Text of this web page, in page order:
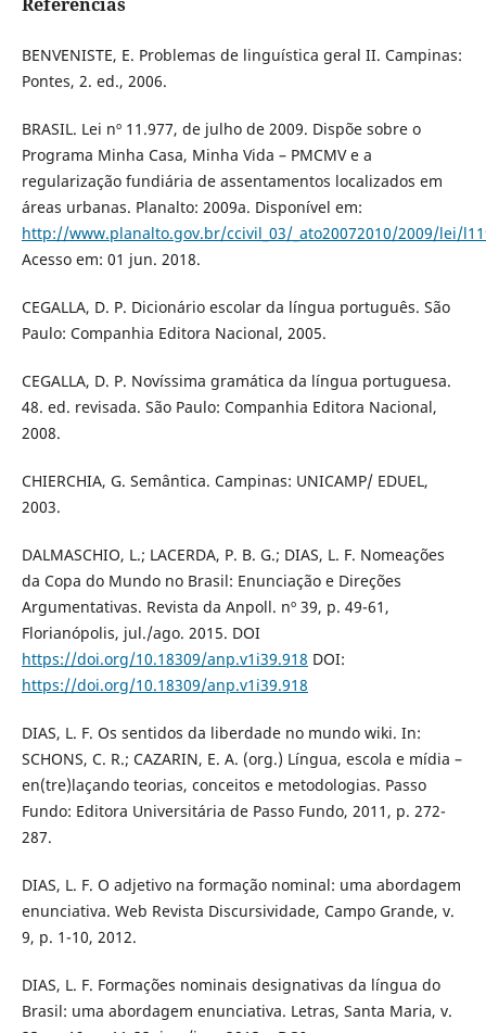
BENVENISTE, E. Problemas de linguística geral II. Campinas:
Pontes, 2. ed., 2006.
BRASIL. Lei nº 11.977, de julho de 2009. Dispõe sobre o
Programa Minha Casa, Minha Vida – PMCMV e a
regularização fundiária de assentamentos localizados em
áreas urbanas. Planalto: 2009a. Disponível em:
http://www.planalto.gov.br/ccivil_03/_ato20072010/2009/lei/
Acesso em: 01 jun. 2018.
CEGALLA, D. P. Dicionário escolar da língua português. São
Paulo: Companhia Editora Nacional, 2005.
CEGALLA, D. P. Novíssima gramática da língua portuguesa.
48. ed. revisada. São Paulo: Companhia Editora Nacional,
2008.
CHIERCHIA, G. Semântica. Campinas: UNICAMP/ EDUEL,
2003.
DALMASCHIO, L.; LACERDA, P. B. G.; DIAS, L. F. Nomeações
da Copa do Mundo no Brasil: Enunciação e Direções
Argumentativas. Revista da Anpoll. nº 39, p. 49-61,
Florianópolis, jul./ago. 2015. DOI
https://doi.org/10.18309/anp.v1i39.918 DOI:
https://doi.org/10.18309/anp.v1i39.918
DIAS, L. F. Os sentidos da liberdade no mundo wiki. In:
SCHONS, C. R.; CAZARIN, E. A. (org.) Língua, escola e mídia –
en(tre)laçando teorias, conceitos e metodologias. Passo
Fundo: Editora Universitária de Passo Fundo, 2011, p. 272-
287.
DIAS, L. F. O adjetivo na formação nominal: uma abordagem
enunciativa. Web Revista Discursividade, Campo Grande, v.
9, p. 1-10, 2012.
DIAS, L. F. Formações nominais designativas da língua do
Brasil: uma abordagem enunciativa. Letras, Santa Maria, v.